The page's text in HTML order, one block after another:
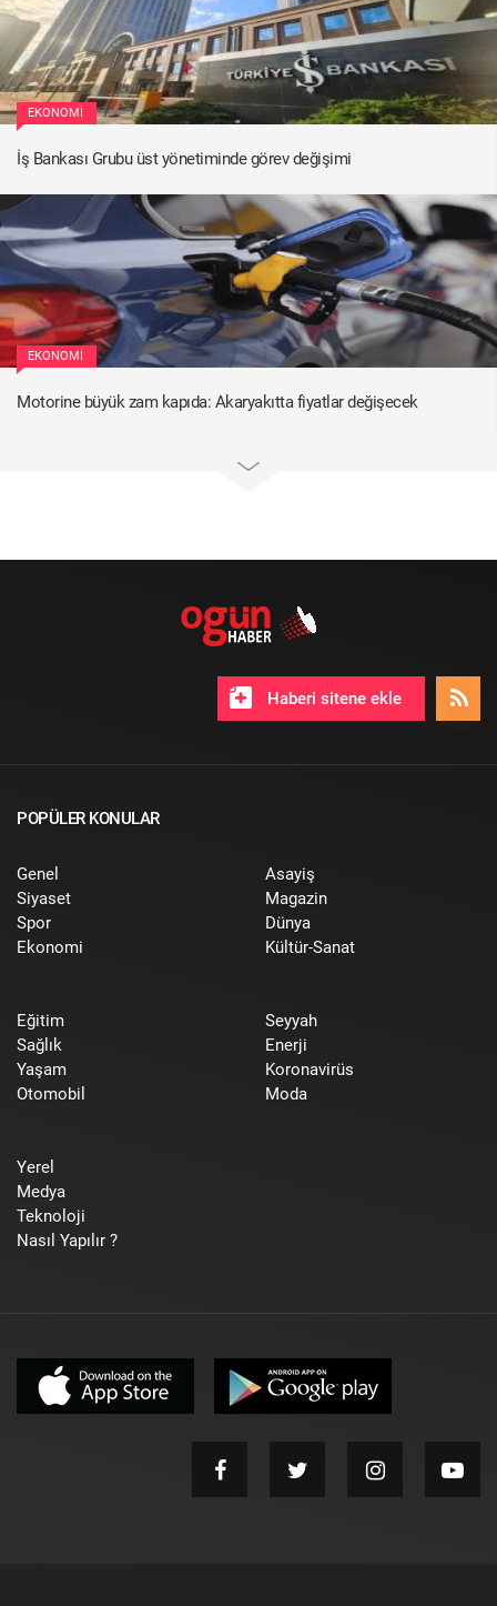
EKONOMI
İş Bankası Grubu üst yönetiminde görev değişimi
EKONOMI
Motorine büyük zam kapıda: Akaryakıtta fiyatlar değişecek
Haberi sitene ekle
POPÜLER KONULAR
Genel
Siyaset
Spor
Ekonomi
Asayiş
Magazin
Dünya
Kültür-Sanat
Eğitim
Sağlık
Yaşam
Otomobil
Seyyah
Enerji
Koronavirüs
Moda
Yerel
Medya
Teknoloji
Nasıl Yapılır ?